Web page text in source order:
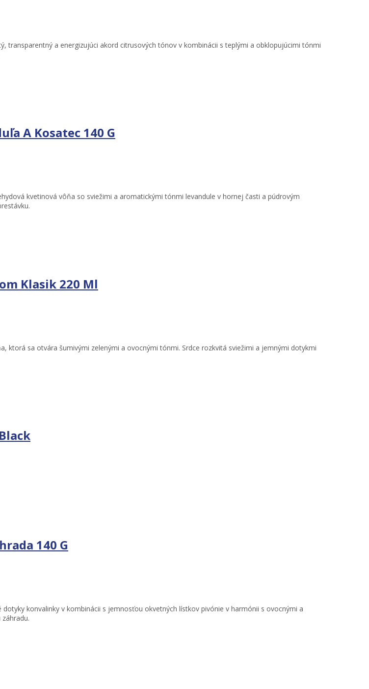
transparentný a energizujúci akord citrusových tónov v kombinácii s teplými a obklopujúcimi tónmi
A Kosatec 140 G
kvetinová vôňa so sviežimi a aromatickými tónmi levandule v hornej časti a púdrovým
Klasik 220 Ml
ktorá sa otvára šumivými zelenými a ovocnými tónmi. Srdce rozkvitá sviežimi a jemnými dotykmi
140 G
dotyky konvalinky v kombinácii s jemnosťou okvetných lístkov pivónie v harmónii s ovocnými a